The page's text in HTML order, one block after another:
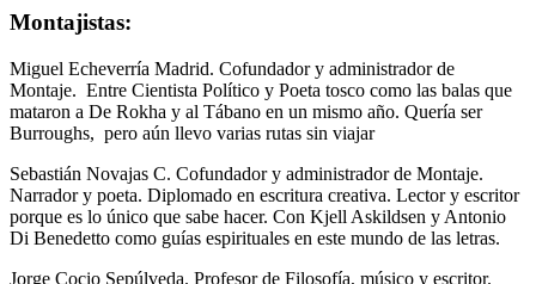
Montajistas:
Miguel Echeverría Madrid. Cofundador y administrador de
Montaje. Entre Cientista Político y Poeta tosco como las balas que
mataron a De Rokha y al Tábano en un mismo año. Quería ser
Burroughs, pero aún llevo varias rutas sin viajar
Sebastián Novajas C. Cofundador y administrador de Montaje.
Narrador y poeta. Diplomado en escritura creativa. Lector y escritor
porque es lo único que sabe hacer. Con Kjell Askildsen y Antonio
Di Benedetto como guías espirituales en este mundo de las letras.
Jorge Cocio Sepúlveda. Profesor de Filosofía, músico y escritor.